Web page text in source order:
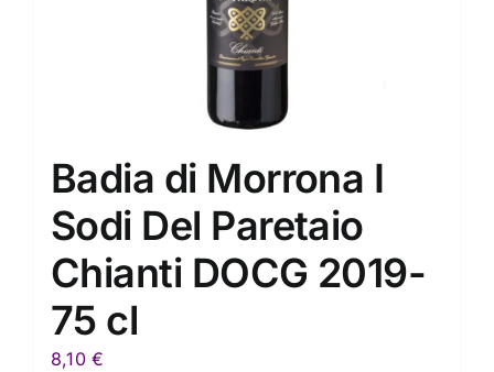
Badia di Morrona I
Sodi Del Paretaio
Chianti DOCG 2019-
75 cl
8,10€